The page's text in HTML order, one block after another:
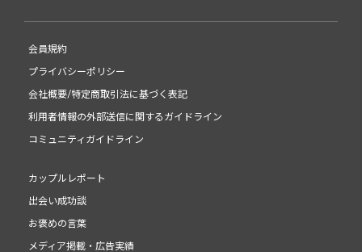
会員規約
プライバシーポリシー
会社概要/特定商取引法に基づく表記
利用者情報の外部送信に関するガイドライン
コミュニティガイドライン
カップルレポート
出会い成功談
お褒めの言葉
メディア掲載・広告実績